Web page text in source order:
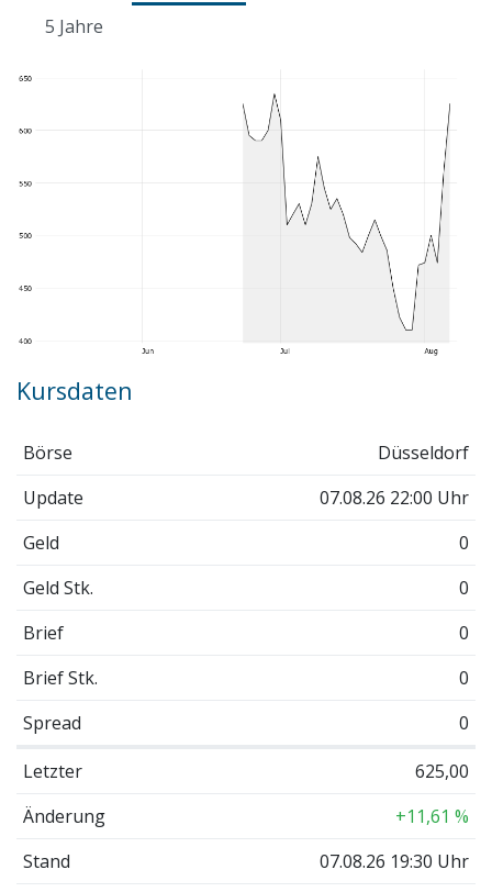
5 Jahre
Kursdaten
Börse
Düsseldorf
Update
07.08.26 22:00 Uhr
Geld
0
Geld Stk.
0
Brief
0
Brief Stk.
0
Spread
0
Letzter
625,00
Änderung
+11,61 %
Stand
07.08.26 19:30 Uhr